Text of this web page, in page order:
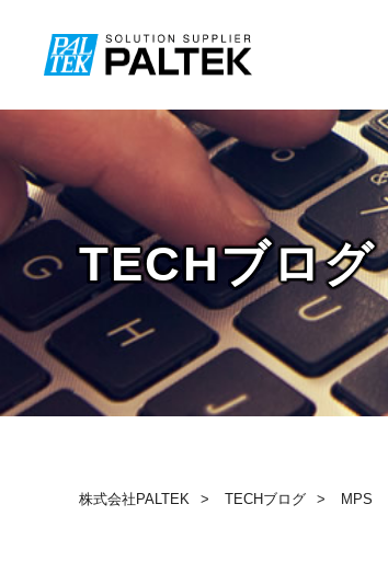
株式会社PALTEK TECHブログ MPS
TECHブログ